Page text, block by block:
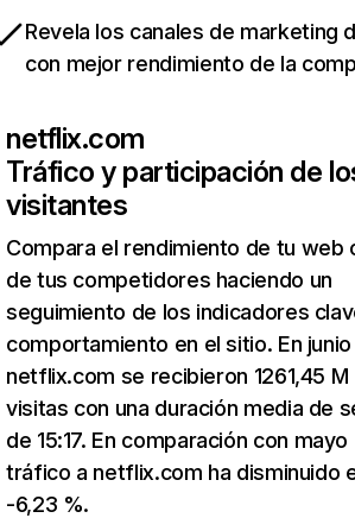
Revela los canales de marketing
con mejor rendimiento de la
netflix.com
Tráfico y participación de
visitantes
Compara el rendimiento de tu web
de tus competidores haciendo un
seguimiento de los indicadores
comportamiento en el sitio. En junio
netflix.com se recibieron 1261,45 M
visitas con una duración media de
de 15:17. En comparación con mayo
tráfico a netflix.com ha disminuido
-6,23 %.